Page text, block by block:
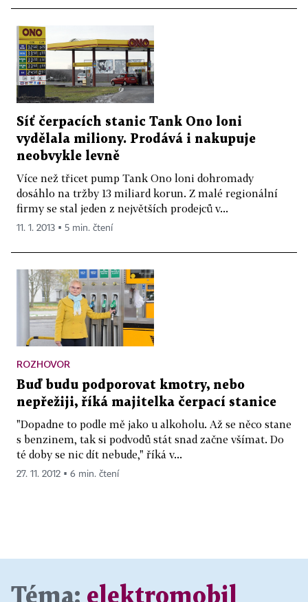
Síť čerpacích stanic Tank Ono loni
vydělala miliony. Prodává i nakupuje
neobvykle levně
Více než třicet pump Tank Ono loni dohromady
dosáhlo na tržby 13 miliard korun. Z malé regionální
firmy se stal jeden z největších prodejců v...
11. 1. 2013 ▪ 5 min. čtení
ROZHOVOR
Buď budu podporovat kmotry, nebo
nepřežiji, říká majitelka čerpací stanice
"Dopadne to podle mě jako u alkoholu. Až se něco stane
s benzinem, tak si podvodů stát snad začne všímat. Do
té doby se nic dít nebude," říká v...
27. 11. 2012 ▪ 6 min. čtení
Téma: elektromobil